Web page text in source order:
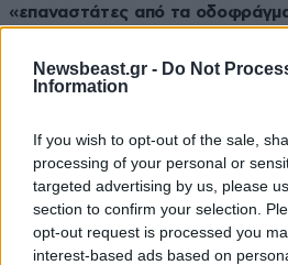
Newsbeast.gr - Do Not
Information
If you wish to opt-out of the sale,
processing of your personal or
targeted advertising by us, please
section to confirm your selection.
opt-out request is processed you
interest-based ads based on
«επαναστάτες από τα